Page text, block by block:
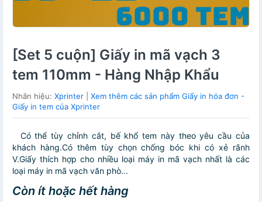
[Set 5 cuộn] Giấy in mã vạch 3
tem 110mm - Hàng Nhập Khẩu
Nhãn hiệu: Xprinter
Xem thêm các sản phẩm Giấy in hóa đơn -
Giấy in tem của Xprinter
Có thể tùy chỉnh cắt, bế khổ tem này theo yêu cầu của
khách hàng.Có thêm tùy chọn chống bóc khi có xẻ rãnh
V.Giấy thích hợp cho nhiều loại máy in mã vạch nhất là các
loại máy in mã vạch văn phò...
Còn ít hoặc hết hàng